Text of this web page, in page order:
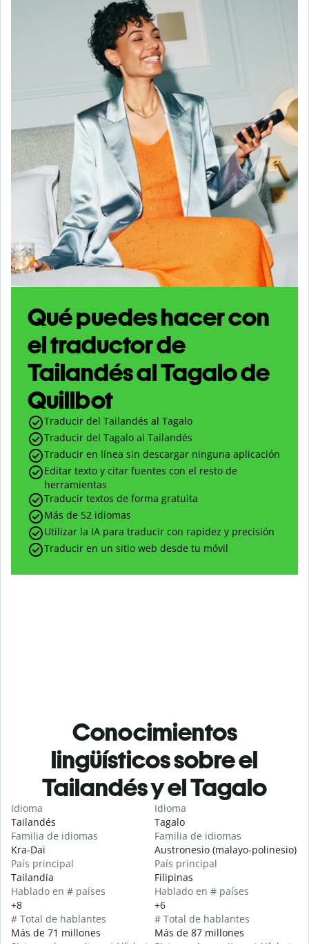
Qué puedes hacer con
el traductor de
Tailandés al Tagalo de
Quillbot
Traducir del Tailandés al Tagalo
Traducir del Tagalo al Tailandés
Traducir en línea sin descargar ninguna aplicación
Editar texto y citar fuentes con el resto de
herramientas
Traducir textos de forma gratuita
Más de 52 idiomas
Utilizar la IA para traducir con rapidez y precisión
Traducir en un sitio web desde tu móvil
Conocimientos
lingüísticos sobre el
Tailandés y el Tagalo
Idioma
Tailandés
Familia de idiomas
Kra-Dai
País principal
Tailandia
Hablado en # países
+8
# Total de hablantes
Más de 71 millones
Idioma
Tagalo
Familia de idiomas
Austronesio (malayo-polinesio)
País principal
Filipinas
Hablado en # países
+6
# Total de hablantes
Más de 87 millones